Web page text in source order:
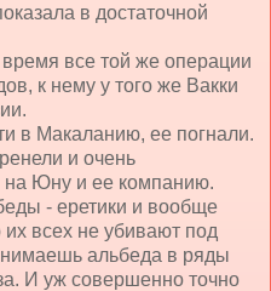
в достаточной
все той же операции
к нему у того же Вакки
в Макаланию, ее погнали.
и очень
на Юну и ее компанию.
- еретики и вообще
всех не убивают под
альбеда в ряды
И уж совершенно точно